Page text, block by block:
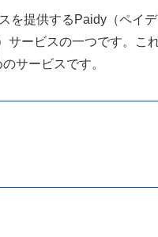
を提供するPaidy（ペイ
サービスの一つです。こ
サービスです。